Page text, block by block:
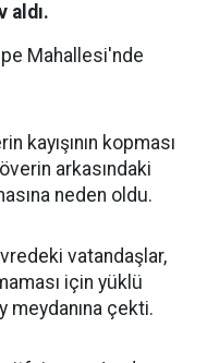
aldı.
Mahallesi'nde
kayışının kopması
arkasındaki
neden oldu.
vatandaşlar,
için yüklü
meydanına çekti.